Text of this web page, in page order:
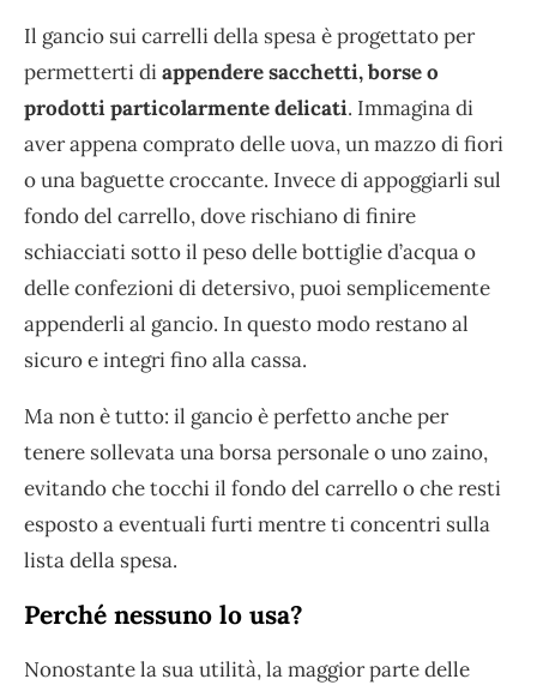
Il gancio sui carrelli della spesa è progettato per
permetterti diappendere sacchetti, borse o
prodotti particolarmente delicati. Immagina di
aver appena comprato delle uova, un mazzo di fiori
o una baguette croccante. Invece di appoggiarli sul
fondo del carrello, dove rischiano di finire
schiacciati sotto il peso delle bottiglie d’acqua o
delle confezioni di detersivo, puoi semplicemente
appenderli al gancio. In questo modo restano al
sicuro e integri fino alla cassa.
Ma non è tutto: il gancio è perfetto anche per
tenere sollevata una borsa personale o uno zaino,
evitando che tocchi il fondo del carrello o che resti
esposto a eventuali furti mentre ti concentri sulla
lista della spesa.
Perché nessuno lo usa?
Nonostante la sua utilità, la maggior parte delle